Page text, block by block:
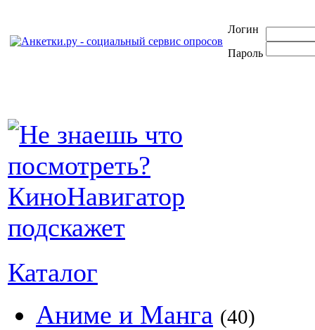
Логин
Пароль
Каталог
Аниме и Манга (40)